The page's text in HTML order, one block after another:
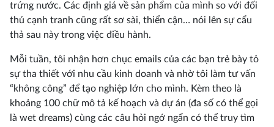
trứng nước. Các định giá về sản phẩm của mình so với đối
thủ cạnh tranh cũng rất sơ sài, thiển cận… nói lên sự cẩu
thả sau này trong việc điều hành.
Mỗi tuần, tôi nhận hơn chục emails của các bạn trẻ bày tỏ
sự tha thiết với nhu cầu kinh doanh và nhờ tôi làm tư vấn
“không công” để tạo nghiệp lớn cho mình. Kèm theo là
khoảng 100 chữ mô tả kế hoạch và dự án (đa số có thể gọi
là wet dreams) cùng các câu hỏi ngớ ngẩn có thể truy tìm